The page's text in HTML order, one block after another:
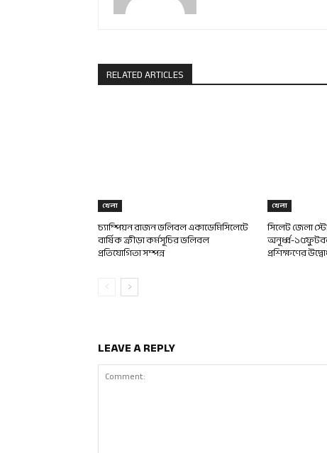
RELATED ARTICLES
খেলা
চ্যাম্পিয়ন রাজন ভলিবল একাডেমিসিলেটে
বার্ষিক ক্রীড়া কর্মসূচির ভলিবল
প্রতিযোগিতা সম্পন্ন
খেলা
সিলেট জেলা
অনূর্ধ্ব-
প্রশিক্ষণের
LEAVE A REPLY